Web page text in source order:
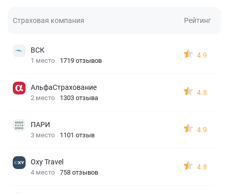
Страховая компания Рейтинг
ВСК
1 место 1719 отзывов
4.9
АльфаСтрахование
2 место 1303 отзыва
4.8
ПАРИ
3 место 1101 отзыв
4.9
Oxy Travel
4 место 758 отзывов
4.8